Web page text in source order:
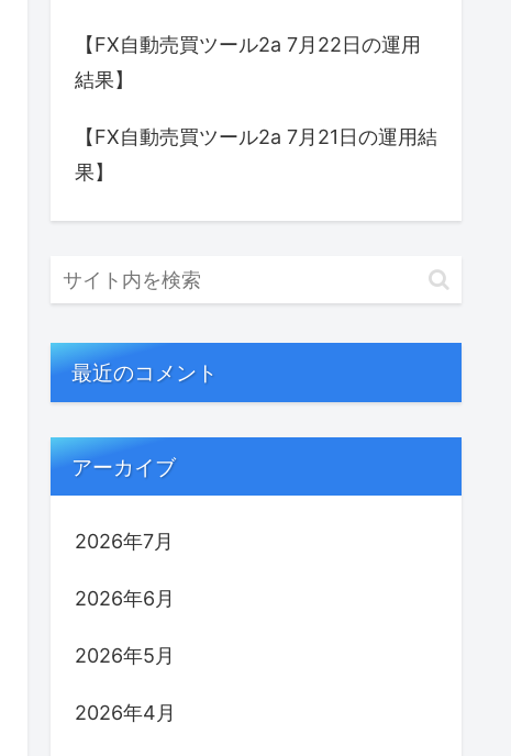
【FX自動売買ツール2a 7月22日の運用
結果】
【FX自動売買ツール2a 7月21日の運用結
果】
最近のコメント
アーカイブ
2026年7月
2026年6月
2026年5月
2026年4月